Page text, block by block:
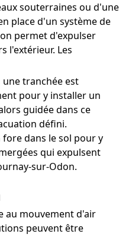
souterraines ou d'une
place d'un système de
permet d'expulser
l'extérieur. Les
une tranchée est
pour y installer un
guidée dans ce
défini.
fore dans le sol pour y
qui expulsent
sur-Odon.
au mouvement d'air
peuvent être